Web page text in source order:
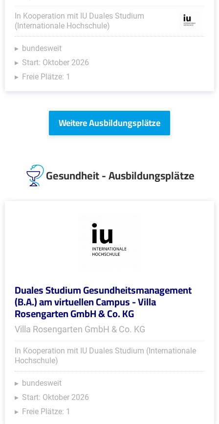
In Kooperation mit IU Duales Studium
(Internationale Hochschule)
bundesweit
Start: Oktober 2026
Freie Plätze: 1
Weitere Ausbildungsplätze
Gesundheit - Ausbildungsplätze
Duales Studium Gesundheitsmanagement
(B.A.) am virtuellen Campus - Villa
Rosengarten GmbH & Co. KG
Villa Rosengarten GmbH & Co. KG
In Kooperation mit IU Duales Studium (Internationale
Hochschule)
bundesweit
Start: Oktober 2026
Freie Plätze: 1